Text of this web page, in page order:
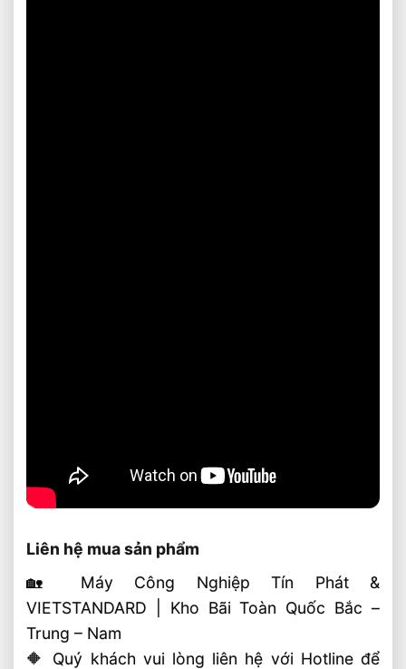
Liên hệ mua sản phẩm
🏡 Máy Công Nghiệp Tín Phát &
VIETSTANDARD | Kho Bãi Toàn Quốc Bắc –
Trung – Nam
🔶 Quý khách vui lòng liên hệ với Hotline để